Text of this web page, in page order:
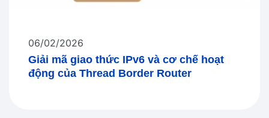
Giải mã giao thức IPv6 và cơ chế hoạt
động của Thread Border Router
06/02/2026